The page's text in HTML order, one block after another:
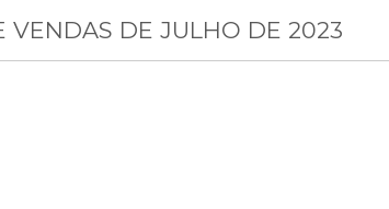
VENDAS DE JULHO DE 2023